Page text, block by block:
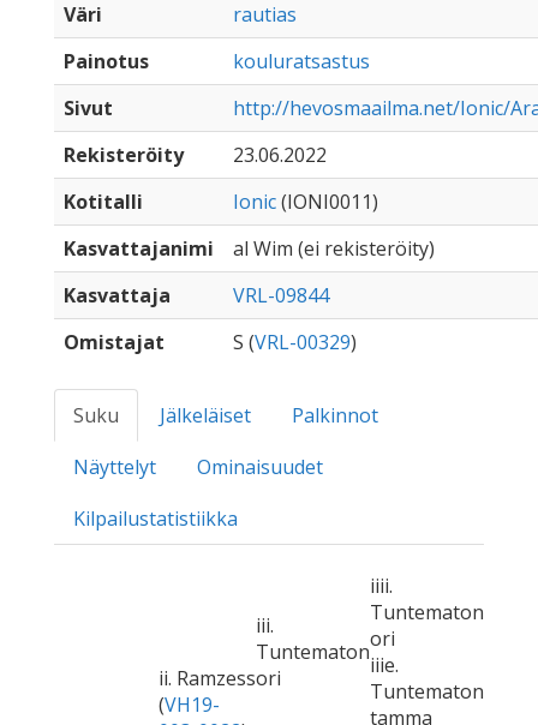
Väri
rautias
Painotus
kouluratsastus
Sivut
http://hevosmaailma.net/Ionic/
Rekisteröity
23.06.2022
Kotitalli
Ionic(IONI0011)
Kasvattajanimi
al Wim (ei rekisteröity)
Kasvattaja
VRL-09844
Omistajat
S (VRL-00329)
Suku Jälkeläiset
Palkinnot
Näyttelyt
Ominaisuudet
Kilpailustatistiikka
ii. Ramzess
(VH19-
iii.
Tuntematon
ori
iiii.
Tuntematon
ori
iiie.
Tuntematon
tamma